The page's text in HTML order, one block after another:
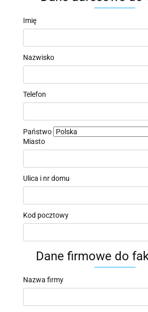
Imię
Nazwisko
Telefon
Państwo
Miasto
Ulica i nr domu
Kod pocztowy
Dane firmowe do
Nazwa firmy